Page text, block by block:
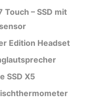
Touch – SSD mit
Edition Headset
SSD X5